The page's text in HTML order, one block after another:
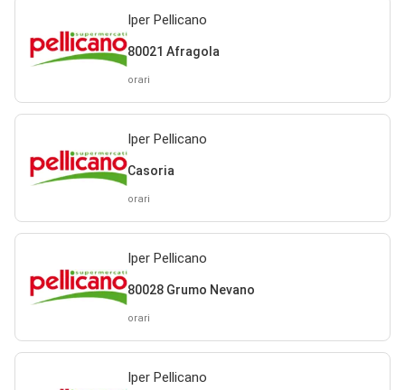
Iper Pellicano
80021 Afragola
orari
Iper Pellicano
Casoria
orari
Iper Pellicano
80028 Grumo Nevano
orari
Iper Pellicano